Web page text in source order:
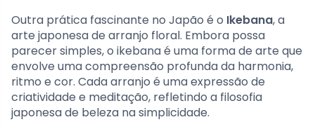
Outra prática fascinante no Japão é o Ikebana, a
arte japonesa de arranjo floral. Embora possa
parecer simples, o ikebana é uma forma de arte que
envolve uma compreensão profunda da harmonia,
ritmo e cor. Cada arranjo é uma expressão de
criatividade e meditação, refletindo a filosofia
japonesa de beleza na simplicidade.